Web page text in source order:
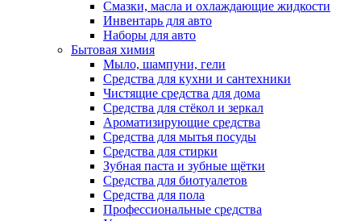
Смазки, масла и охлаждающие жидкости
Инвентарь для авто
Наборы для авто
Бытовая химия
Мыло, шампуни, гели
Средства для кухни и сантехники
Чистящие средства для дома
Средства для стёкол и зеркал
Ароматизирующие средства
Средства для мытья посуды
Средства для стирки
Зубная паста и зубные щётки
Средства для биотуалетов
Средства для пола
Профессиональные средства